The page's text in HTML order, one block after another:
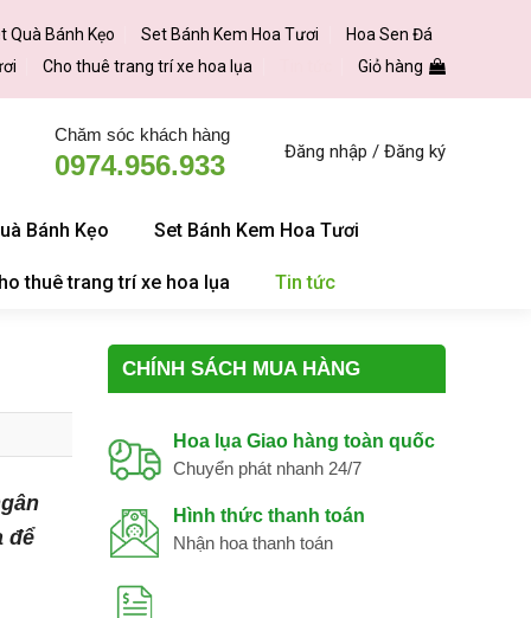
Quà Bánh Kẹo Set Bánh Kem Hoa Tươi
Hoa Sen Đá
Cho thuê trang trí xe hoa lụa Giỏ hàng
Chăm sóc khách hàng
0974.956.933 Đăng nhập / Đăng ký
Bánh Kẹo Set Bánh Kem Hoa Tươi
thuê trang trí xe hoa lụa Tin tức
để
CHÍNH SÁCH MUA HÀNG
Hoa lụa Giao hàng toàn quốc
Chuyển phát nhanh 24/7
Hình thức thanh toán
Nhận hoa thanh toán